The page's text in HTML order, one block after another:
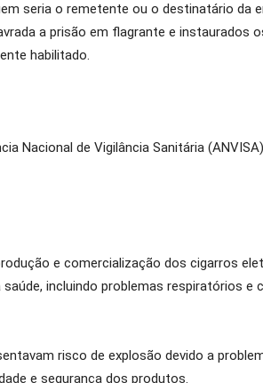
seria o remetente ou o destinatário da
a prisão em flagrante e instaurados
habilitado.
Nacional de Vigilância Sanitária
e comercialização dos cigarros
incluindo problemas respiratórios e
risco de explosão devido a
e segurança dos produtos.